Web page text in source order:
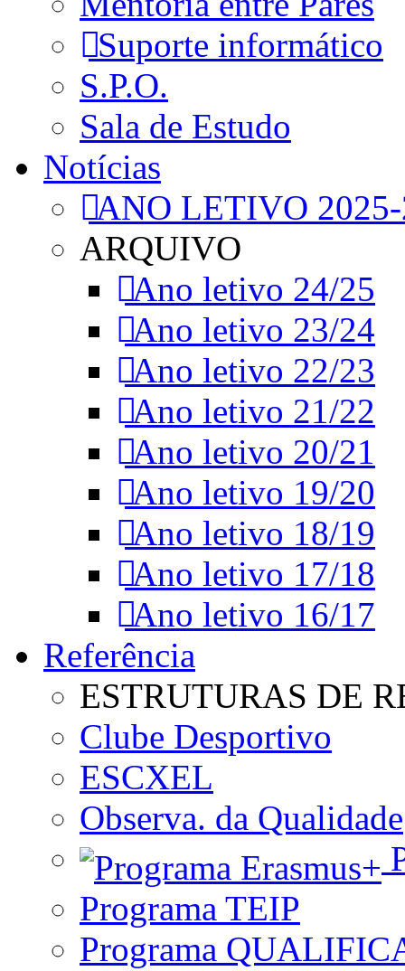
Suporte informático
S.P.O.
Sala de Estudo
Notícias
ANO LETIVO
ARQUIVO
Ano letivo 24/25
Ano letivo 23/24
Ano letivo 22/23
Ano letivo 21/22
Ano letivo 20/21
Ano letivo 19/20
Ano letivo 18/19
Ano letivo 17/18
Ano letivo 16/17
Referência
ESTRUTURAS DE
Clube Desportivo
ESCXEL
Observa. da Qualidade
Programa TEIP
Programa